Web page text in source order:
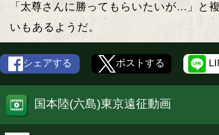
「太尊さんに勝ってもらいたいが…」と
いもあるようだ。
シェアする ポストする
国本陸(六島)東京遠征動画